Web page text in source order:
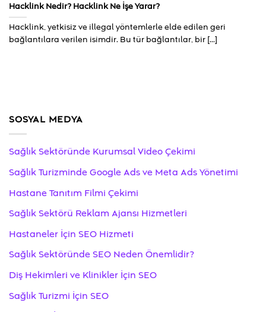
Hacklink Nedir? Hacklink Ne İşe Yarar?
Hacklink, yetkisiz ve illegal yöntemlerle elde edilen geri
bağlantılara verilen isimdir. Bu tür bağlantılar, bir [...]
SOSYAL MEDYA
Sağlık Sektöründe Kurumsal Video Çekimi
Sağlık Turizminde Google Ads ve Meta Ads Yönetimi
Hastane Tanıtım Filmi Çekimi
Sağlık Sektörü Reklam Ajansı Hizmetleri
Hastaneler İçin SEO Hizmeti
Sağlık Sektöründe SEO Neden Önemlidir?
Diş Hekimleri ve Klinikler İçin SEO
Sağlık Turizmi İçin SEO